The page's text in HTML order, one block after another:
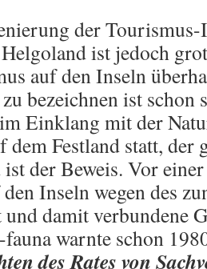
der
ist jedoch
auf den Inseln
bezeichnen ist schon
Einklang mit der
dem Festland statt, der
der Beweis. Vor
Inseln wegen des
damit verbundene
warnte schon
des Rates von